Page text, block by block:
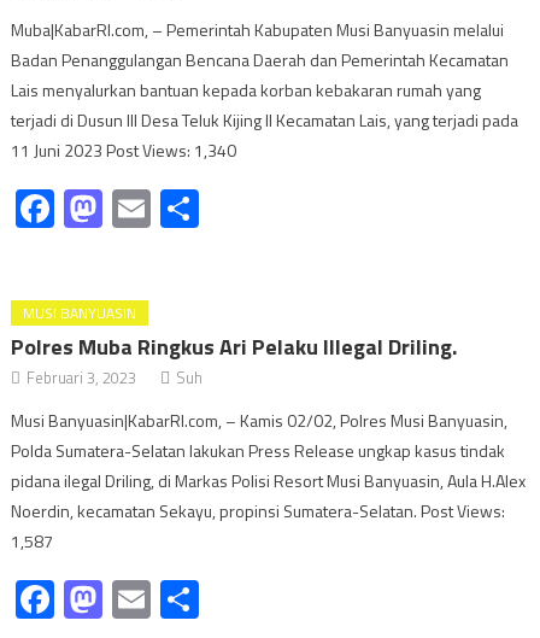
Muba|KabarRI.com, – Pemerintah Kabupaten Musi Banyuasin melalui
Badan Penanggulangan Bencana Daerah dan Pemerintah Kecamatan
Lais menyalurkan bantuan kepada korban kebakaran rumah yang
terjadi di Dusun III Desa Teluk Kijing II Kecamatan Lais, yang terjadi pada
11 Juni 2023 Post Views: 1,340
Facebook
Mastodon
Email
MUSI BANYUASIN
Polres Muba Ringkus Ari Pelaku Illegal Driling.
Februari 3, 2023 Suh
Musi Banyuasin|KabarRI.com, – Kamis 02/02, Polres Musi Banyuasin,
Polda Sumatera-Selatan lakukan Press Release ungkap kasus tindak
pidana ilegal Driling, di Markas Polisi Resort Musi Banyuasin, Aula H.Alex
Noerdin, kecamatan Sekayu, propinsi Sumatera-Selatan. Post Views:
1,587
Facebook
Mastodon
Email